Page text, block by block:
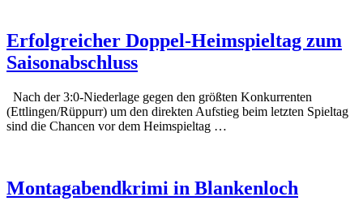
Erfolgreicher Doppel-Heimspieltag zum
Saisonabschluss
Nach der 3:0-Niederlage gegen den größten Konkurrenten
(Ettlingen/Rüppurr) um den direkten Aufstieg beim letzten Spieltag
sind die Chancen vor dem Heimspieltag …
Montagabendkrimi in Blankenloch